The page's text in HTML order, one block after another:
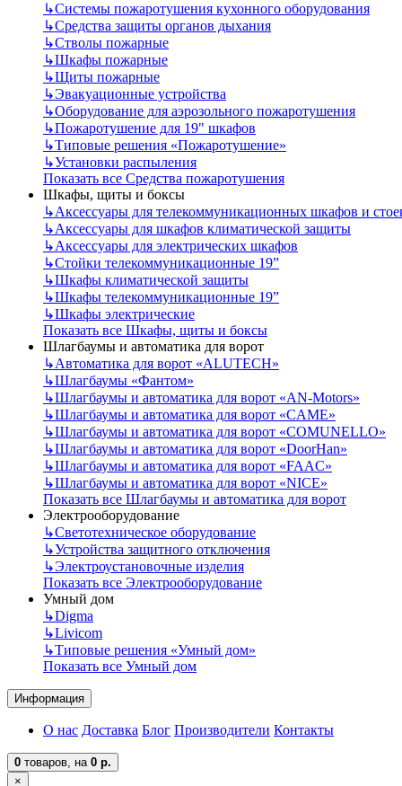
↳Системы пожаротушения кухонного оборудования
↳Средства защиты органов дыхания
↳Стволы пожарные
↳Шкафы пожарные
↳Щиты пожарные
↳Эвакуационные устройства
↳Оборудование для аэрозольного пожаротушения
↳Пожаротушение для 19" шкафов
↳Типовые решения «Пожаротушение»
↳Установки распыления
Показать все Средства пожаротушения
Шкафы, щиты и боксы
↳Аксессуары для телекоммуникационных шкафов и
↳Аксессуары для шкафов климатической защиты
↳Аксессуары для электрических шкафов
↳Стойки телекоммуникационные 19”
↳Шкафы климатической защиты
↳Шкафы телекоммуникационные 19”
↳Шкафы электрические
Показать все Шкафы, щиты и боксы
Шлагбаумы и автоматика для ворот
↳Автоматика для ворот «ALUTECH»
↳Шлагбаумы «Фантом»
↳Шлагбаумы и автоматика для ворот «AN-Motors»
↳Шлагбаумы и автоматика для ворот «CAME»
↳Шлагбаумы и автоматика для ворот «COMUNELLO»
↳Шлагбаумы и автоматика для ворот «DoorHan»
↳Шлагбаумы и автоматика для ворот «FAAC»
↳Шлагбаумы и автоматика для ворот «NICE»
Показать все Шлагбаумы и автоматика для ворот
Электрооборудование
↳Светотехническое оборудование
↳Устройства защитного отключения
↳Электроустановочные изделия
Показать все Электрооборудование
Умный дом
↳Digma
↳Livicom
↳Типовые решения «Умный дом»
Показать все Умный дом
Информация
О нас Доставка Блог Производители Контакты
0 товаров, на 0 р.
×